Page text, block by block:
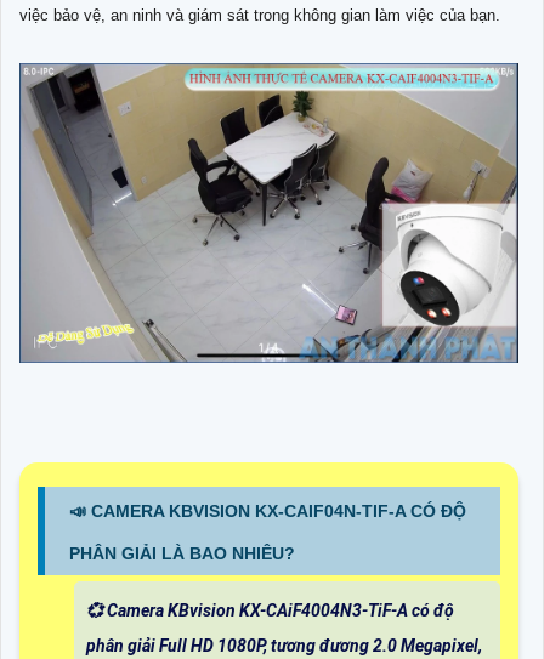
việc bảo vệ, an ninh và giám sát trong không gian làm việc của bạn.
📣 CAMERA KBVISION KX-CAIF04N-TIF-A CÓ ĐỘ
PHÂN GIẢI LÀ BAO NHIÊU?
💞 Camera KBvision KX-CAiF4004N3-TiF-A có độ
phân giải Full HD 1080P, tương đương 2.0 Megapixel,